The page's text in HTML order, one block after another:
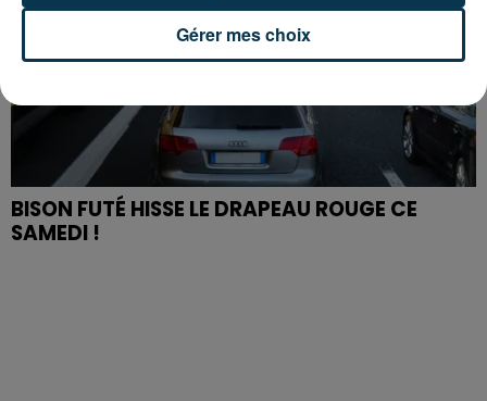
BISON FUTÉ HISSE LE DRAPEAU ROUGE CE
SAMEDI !
Gérer mes choix